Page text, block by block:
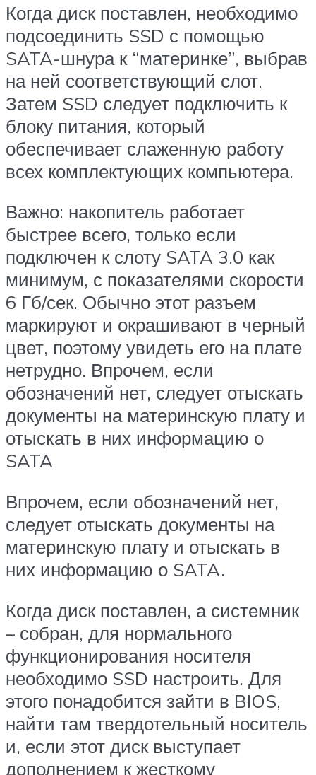
Когда диск поставлен, необходимо
подсоединить SSD с помощью
SATA-шнура к “материнке”, выбрав
на ней соответствующий слот.
Затем SSD следует подключить к
блоку питания, который
обеспечивает слаженную работу
всех комплектующих компьютера.
Важно: накопитель работает
быстрее всего, только если
подключен к слоту SATA 3.0 как
минимум, с показателями скорости
6 Гб/сек. Обычно этот разъем
маркируют и окрашивают в черный
цвет, поэтому увидеть его на плате
нетрудно. Впрочем, если
обозначений нет, следует отыскать
документы на материнскую плату и
отыскать в них информацию о
SATA
Впрочем, если обозначений нет,
следует отыскать документы на
материнскую плату и отыскать в
них информацию о SATA.
Когда диск поставлен, а системник
– собран, для нормального
функционирования носителя
необходимо SSD настроить. Для
этого понадобится зайти в BIOS,
найти там твердотельный носитель
и, если этот диск выступает
дополнением к жесткому